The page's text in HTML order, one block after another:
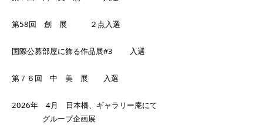
第58回 創 展 ２点入選
国際公募部屋に飾る作品展#3 入選
第７６回 中 美 展 入選
2026年 4月 日本橋、ギャラリー庵にて
グループ企画展